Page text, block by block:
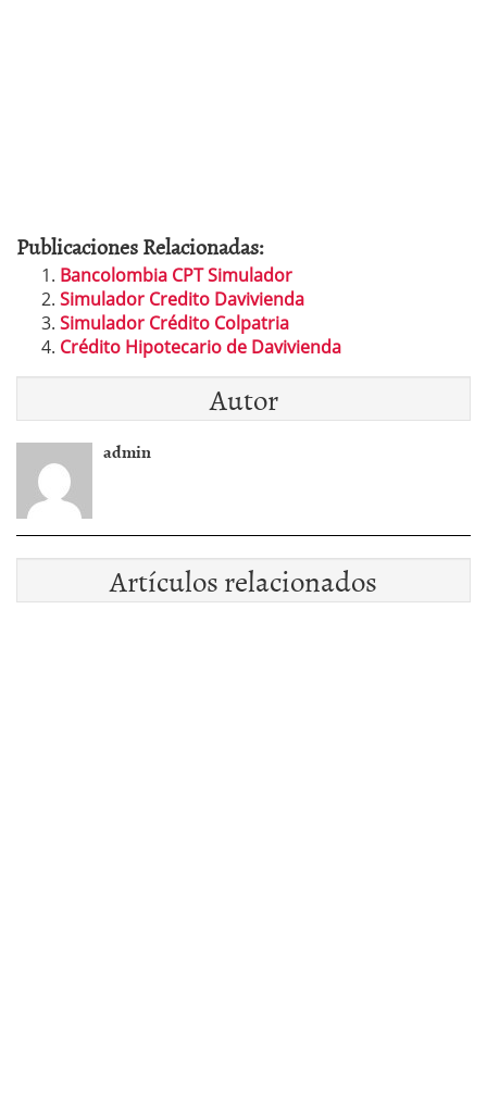
Publicaciones Relacionadas:
Bancolombia CPT Simulador
Simulador Credito Davivienda
Simulador Crédito Colpatria
Crédito Hipotecario de Davivienda
Autor
admin
Artículos relacionados